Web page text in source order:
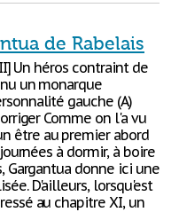
de Rabelais
Un héros contraint de
un monarque
gauche (A)
Comme on l'a vu
être au premier abord
à dormir, à boire
Gargantua donne ici une
D'ailleurs, lorsqu'est
au chapitre XI, un